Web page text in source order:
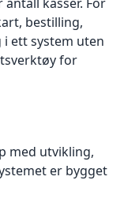
bestilling,
ett system uten
for
med utvikling,
er bygget